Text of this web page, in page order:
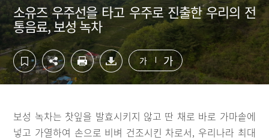
바
로
가
기
로
가
기
소유즈 우주선을 타고 우주로 진출한 우리의 전
통음료, 보성 녹차
가 가
보성 녹차는 찻잎을 발효시키지 않고 딴 채로 바로 가마솥에
넣고 가열하여 손으로 비벼 건조시킨 차로서, 우리나라 최대